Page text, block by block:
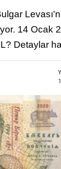
14 Ocak
Detaylar